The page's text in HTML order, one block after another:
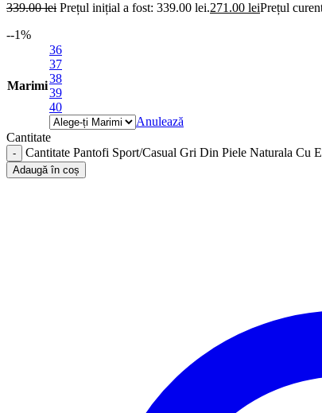
339.00lei Prețul inițial a fost: 339.00 lei.271.00 leiPrețul
--1%
Marimi
36
37
38
39
40
Anulează
Cantitate
Cantitate Pantofi Sport/Casual Gri Din Piele Naturala Cu
Adaugă în coș